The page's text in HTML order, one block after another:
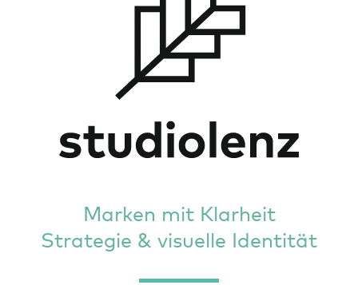
Marken mit Klarheit
Strategie & visuelle Identität